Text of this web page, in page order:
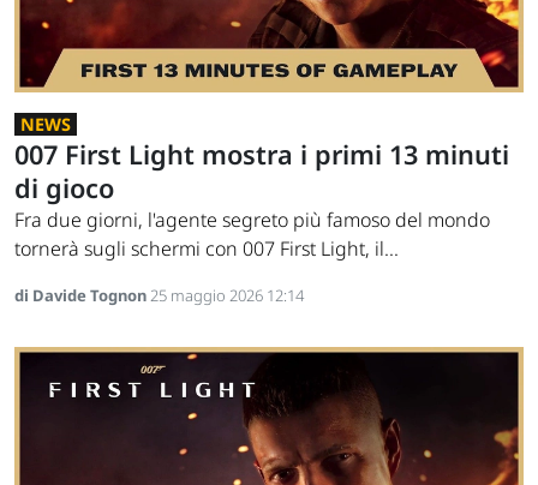
NEWS
007 First Light mostra i primi 13 minuti
di gioco
Fra due giorni, l'agente segreto più famoso del mondo
tornerà sugli schermi con 007 First Light, il...
di Davide Tognon25 maggio 2026 12:14